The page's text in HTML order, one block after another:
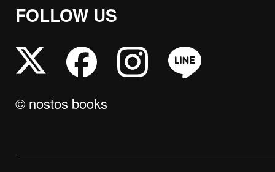
FOLLOW US
© nostos books